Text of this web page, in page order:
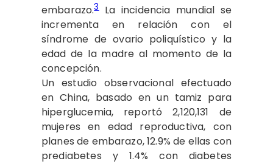
embarazo.3La incidencia mundial se
incrementa en relación con el
síndrome de ovario poliquístico y la
edad de la madre al momento de la
concepción.
Un estudio observacional efectuado
en China, basado en un tamiz para
hiperglucemia, reportó 2,120,131 de
mujeres en edad reproductiva, con
planes de embarazo, 12.9% de ellas con
prediabetes y 1.4% con diabetes